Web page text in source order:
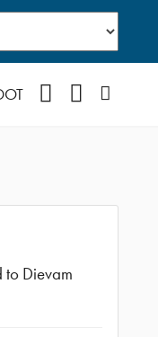
FacebookYouTube
Dievam